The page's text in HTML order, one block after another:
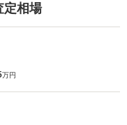
定相場
万円